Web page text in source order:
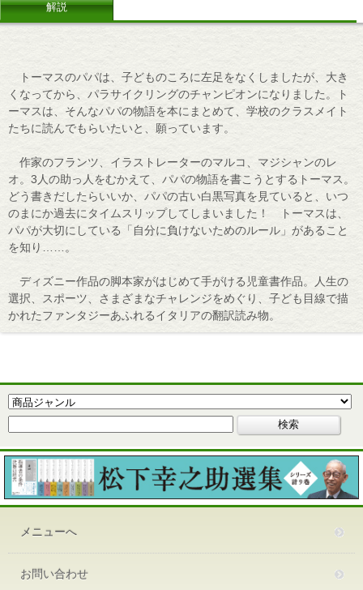
解説
トーマスのパパは、子どものころに左足をなくしましたが、大き
くなってから、パラサイクリングのチャンピオンになりました。ト
ーマスは、そんなパパの物語を本にまとめて、学校のクラスメイト
たちに読んでもらいたいと、願っています。
作家のフランツ、イラストレーターのマルコ、マジシャンのレ
オ。3人の助っ人をむかえて、パパの物語を書こうとするトーマス。
どう書きだしたらいいか、パパの古い白黒写真を見ていると、いつ
のまにか過去にタイムスリップしてしまいました！ トーマスは、
パパが大切にしている「自分に負けないためのルール」があること
を知り……。
ディズニー作品の脚本家がはじめて手がける児童書作品。人生の
選択、スポーツ、さまざまなチャレンジをめぐり、子ども目線で描
かれたファンタジーあふれるイタリアの翻訳読み物。
メニューへ
お問い合わせ